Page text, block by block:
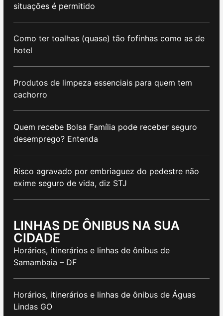
situações é permitido
Como ter toalhas (quase) tão fofinhas como as de
hotel
Produtos de limpeza essenciais para quem tem
cachorro
Quem recebe Bolsa Família pode receber seguro
desemprego? Entenda
Risco agravado por embriaguez do pedestre não
exime seguro de vida, diz STJ
LINHAS DE ÔNIBUS NA SUA
CIDADE
Horários, itinerários e linhas de ônibus de
Samambaia – DF
Horários, itinerários e linhas de ônibus de Águas
Lindas GO